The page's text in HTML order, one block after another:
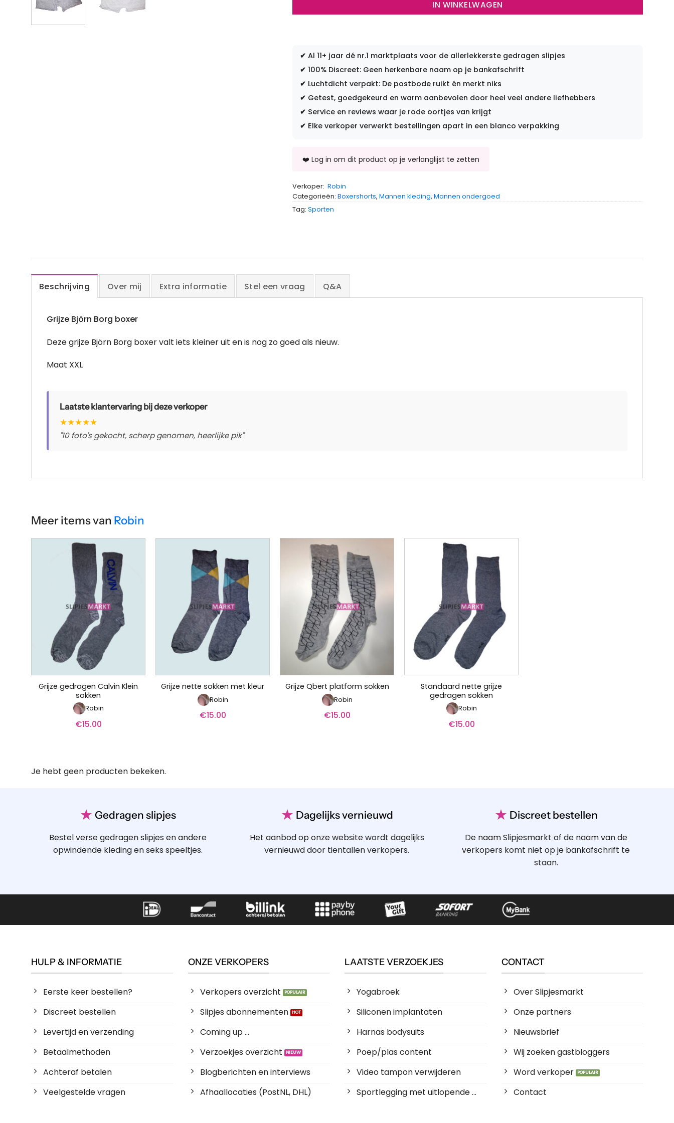
IN WINKELWAGEN
✔ Al 11+ jaar dé nr.1 marktplaats voor de allerlekkerste gedragen slipjes
✔ 100% Discreet: Geen herkenbare naam op je bankafschrift
✔ Luchtdicht verpakt: De postbode ruikt én merkt niks
✔ Getest, goedgekeurd en warm aanbevolen door heel veel andere liefhebbers
✔ Service en reviews waar je rode oortjes van krijgt
✔ Elke verkoper verwerkt bestellingen apart in een blanco verpakking
Verkoper: Robin
Categorieën: Boxershorts, Mannen kleding, Mannen ondergoed
Tag: Sporten
Beschrijving Over mij Extra informatie Stel een vraag Q&A
Grijze Björn Borg boxer
Deze grijze Björn Borg boxer valt iets kleiner uit en is nog zo goed als nieuw.
Maat XXL
Laatste klantervaring bij deze verkoper
★★★★★
"10 foto's gekocht, scherp genomen, heerlijke pik"
Meer items van Robin
Grijze gedragen Calvin Klein
sokken
Robin
€15.00
Grijze nette sokken met kleur
Robin
€15.00
Grijze Qbert platform sokken
Robin
€15.00
Standaard nette grijze
gedragen sokken
Robin
€15.00
Je hebt geen producten bekeken.
★ Gedragen slipjes
Bestel verse gedragen slipjes en andere
opwindende kleding en seks speeltjes.
★ Dagelijks vernieuwd
Het aanbod op onze website wordt dagelijks
vernieuwd door tientallen verkopers.
★ Discreet bestellen
De naam Slipjesmarkt of de naam van de
verkopers komt niet op je bankafschrift te
staan.
HULP & INFORMATIE
Eerste keer bestellen?
Discreet bestellen
Levertijd en verzending
Betaalmethoden
Achteraf betalen
Veelgestelde vragen
ONZE VERKOPERS
Verkopers overzicht
Slipjes abonnementen
Coming up ...
Verzoekjes overzicht
Blogberichten en interviews
Afhaallocaties (PostNL, DHL)
LAATSTE VERZOEKJES
Yogabroek
Siliconen implantaten
Harnas bodysuits
Poep/plas content
Video tampon verwijderen
Sportlegging met uitlopende ...
CONTACT
Over Slipjesmarkt
Onze partners
Nieuwsbrief
Wij zoeken gastbloggers
Word verkoper
Contact